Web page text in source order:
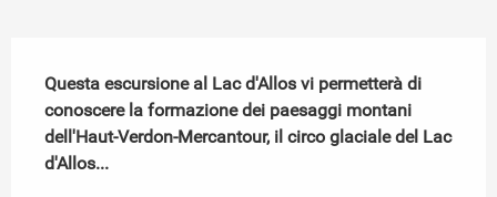
Questa escursione al Lac d'Allos vi permetterà di
conoscere la formazione dei paesaggi montani
dell'Haut-Verdon-Mercantour, il circo glaciale del Lac
d'Allos...